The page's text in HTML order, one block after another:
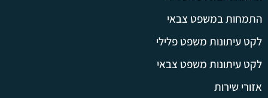
התמחות במשפט צבאי
לקט עיתונות משפט פלילי
לקט עיתונות משפט צבאי
אזורי שירות